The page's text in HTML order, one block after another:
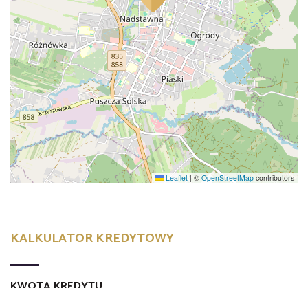
Leaflet | © OpenStreetMap contributors
KALKULATOR KREDYTOWY